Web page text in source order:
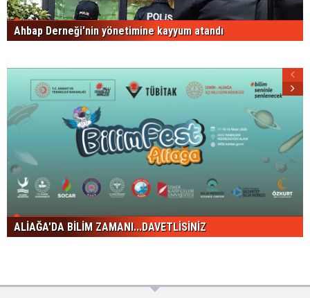
Ahbap Derneği'nin yönetimine kayyum atandı
ALİAĞA'DA BİLİM ZAMANI...DAVETLİSİNİZ